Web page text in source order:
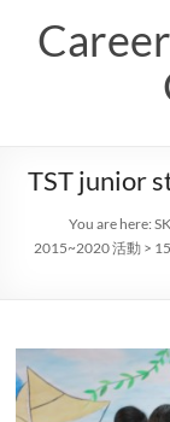
content
TST junior
You are here:
2015~2020 活動 >